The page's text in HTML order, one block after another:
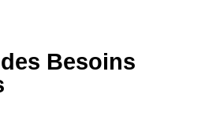
Besoins